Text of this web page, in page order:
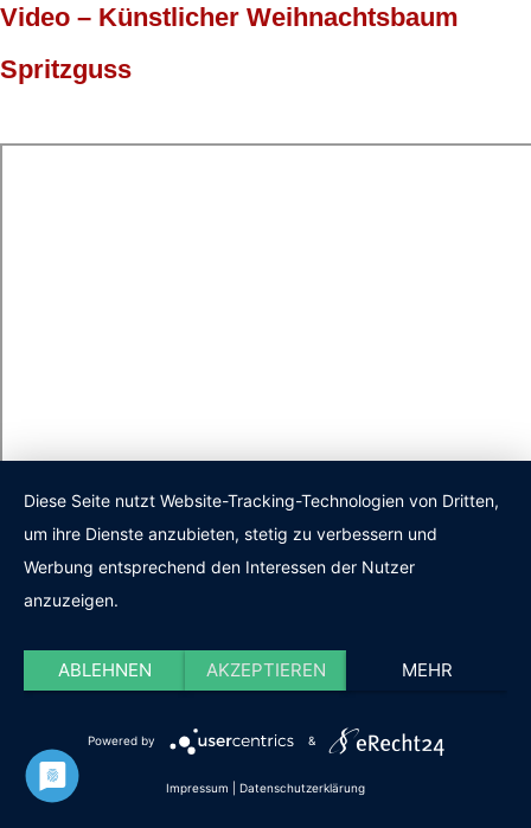
Video – Künstlicher Weihnachtsbaum
Spritzguss
Diese Seite nutzt Website-Tracking-Technologien von Dritten,
um ihre Dienste anzubieten, stetig zu verbessern und
Werbung entsprechend den Interessen der Nutzer
anzuzeigen.
ABLEHNEN AKZEPTIEREN MEHR
Powered by &
Impressum Datenschutzerklärung